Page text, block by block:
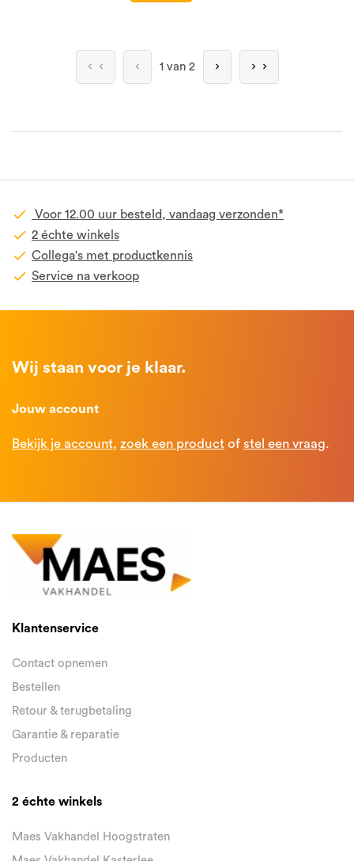
1 van 2
Voor 12.00 uur besteld, vandaag verzonden*
2 échte winkels
Collega's met productkennis
Service na verkoop
Wij staan voor je klaar.
Jouw account
Bekijk je account, zoek een product of stel een vraag.
Klantenservice
Contact opnemen
Bestellen
Retour & terugbetaling
Garantie & reparatie
Producten
2 échte winkels
Maes Vakhandel Hoogstraten